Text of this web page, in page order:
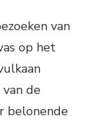
van
op het
de
belonende